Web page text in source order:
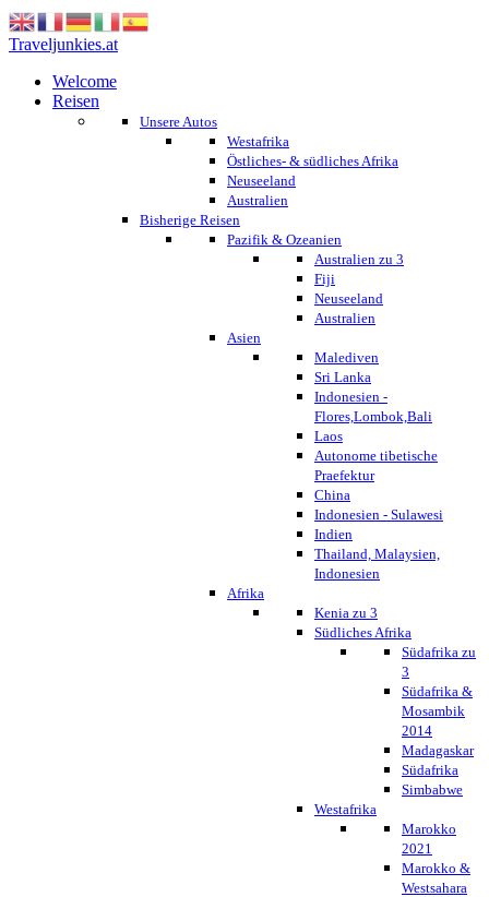
Traveljunkies.at
Welcome
Reisen
Unsere Autos
Westafrika
Östliches- & südliches Afrika
Neuseeland
Australien
Bisherige Reisen
Pazifik & Ozeanien
Australien zu 3
Fiji
Neuseeland
Australien
Asien
Malediven
Sri Lanka
Indonesien -
Flores,Lombok,Bali
Laos
Autonome tibetische
Praefektur
China
Indonesien - Sulawesi
Indien
Thailand, Malaysien,
Indonesien
Afrika
Kenia zu 3
Südliches Afrika
Südafrika zu
3
Südafrika &
Mosambik
2014
Madagaskar
Südafrika
Simbabwe
Westafrika
Marokko
2021
Marokko &
Westsahara